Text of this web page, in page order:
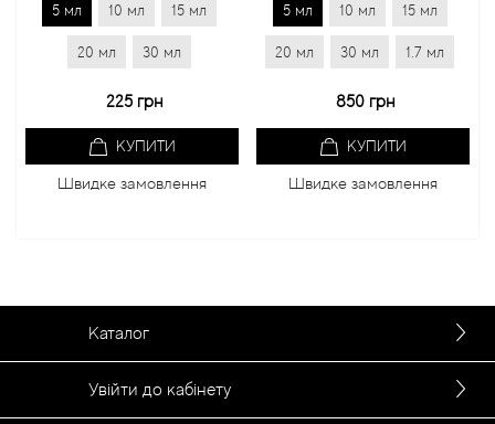
5 мл 10 мл 15 мл
20 мл 30 мл
225 грн
КУПИТИ
Швидке замовлення
5 мл 10 мл 15 мл
20 мл 30 мл 1.7 мл
850 грн
КУПИТИ
Швидке замовлення
Каталог
Увійти до кабінету